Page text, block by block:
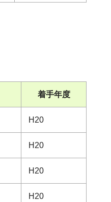
着手年度
H20
H20
H20
H20